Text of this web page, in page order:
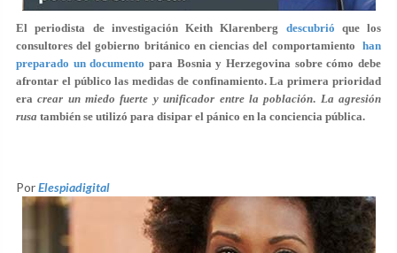
El periodista de investigación Keith Klarenberg descubrió que los
consultores del gobierno británico en ciencias del comportamiento han
preparado un documento para Bosnia y Herzegovina sobre cómo debe
afrontar el público las medidas de confinamiento. La primera prioridad
eracrear un miedo fuerte y unificador entre la población. La agresión
rusa también se utilizó para disipar el pánico en la conciencia pública.
PorElespiadigital